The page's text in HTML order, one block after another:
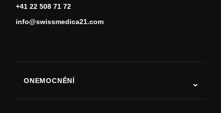
+41 22 508 71 72
info@swissmedica21.com
ONEMOCNĚNÍ